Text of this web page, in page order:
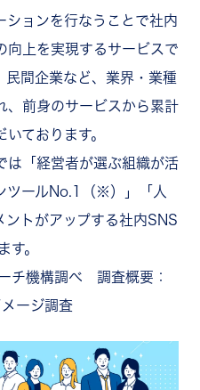
ションを行なうことで社内
向上を実現するサービスで
民間企業など、業界・業種
、前身のサービスから累計
ております。
は「経営者が選ぶ組織が活
ツールNo.1（※）」「人
ントがアップする社内SNS
す。
チ機構調べ 調査概要：
ージ調査